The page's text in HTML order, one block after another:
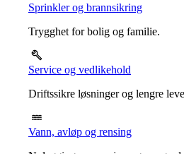
Sprinkler og brannsikring
Trygghet for bolig og familie.
Service og vedlikehold
Driftssikre løsninger og lengre
Vann, avløp og rensing